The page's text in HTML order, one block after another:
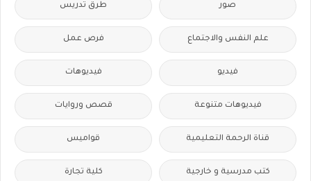
صور طرق تدريس
علم النفس والاجتماع فرص عمل
فيديو فيديوهات
فيديوهات متنوعة قصص وروايات
قناة الرحمة التعليمية قواميس
كتب مدرسية و خارجية كلية تجارة